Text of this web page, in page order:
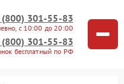
(800) 301-55-83
с 10:00 до 20:00
(800) 301-55-83
бесплатный по РФ